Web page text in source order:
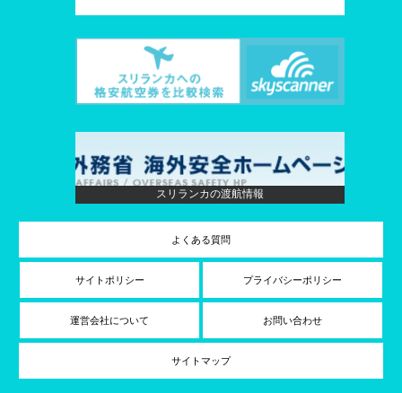
スリランカの渡航情報
よくある質問
サイトポリシー プライバシーポリシー
運営会社について お問い合わせ
サイトマップ